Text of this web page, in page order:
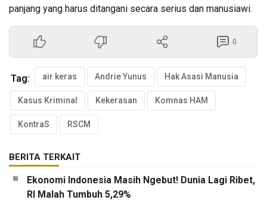
panjang yang harus ditangani secara serius dan manusiawi.
0
Tag: air keras Andrie Yunus Hak Asasi Manusia
Kasus Kriminal Kekerasan Komnas HAM
KontraS RSCM
BERITA TERKAIT
Ekonomi Indonesia Masih Ngebut! Dunia Lagi Ribet,
RI Malah Tumbuh 5,29%